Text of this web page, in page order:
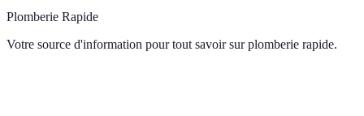
Plomberie Rapide
Votre source d'information pour tout savoir sur plomberie rapide.